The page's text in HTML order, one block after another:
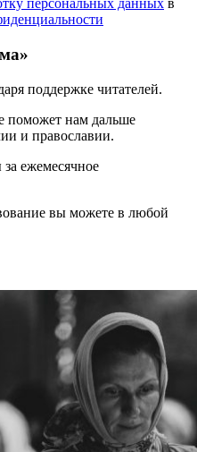
персональных данных в
поддержке читателей.
поможет нам дальше
и православии.
ежемесячное
вы можете в любой